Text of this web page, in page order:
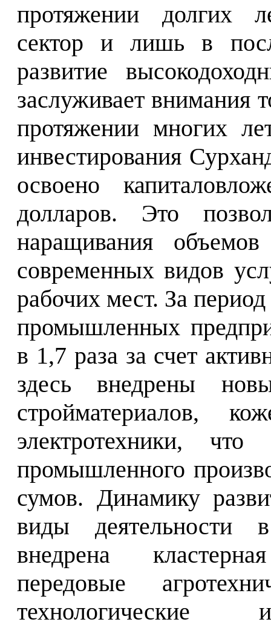
протяжении долгих
сектор и лишь в
развитие
заслуживает внимания
протяжении многих
инвестирования
освоено
долларов. Это
наращивания
современных видов
рабочих мест. За
промышленных
в 1,7 раза за счет
здесь внедрены
стройматериалов,
электротехники,
промышленного
сумов. Динамику
виды деятельности
внедрена
передовые
технологические